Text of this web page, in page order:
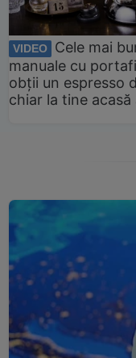
VIDEO
Cele mai
manuale cu
obții un espresso
chiar la tine acasă